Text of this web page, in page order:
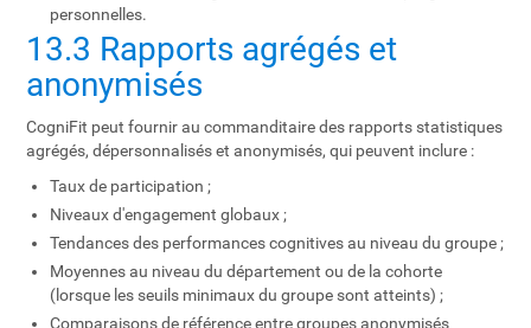
personnelles.
13.3 Rapports agrégés et
anonymisés
CogniFit peut fournir au commanditaire des rapports statistiques
agrégés, dépersonnalisés et anonymisés, qui peuvent inclure :
Taux de participation ;
Niveaux d'engagement globaux ;
Tendances des performances cognitives au niveau du groupe ;
Moyennes au niveau du département ou de la cohorte
(lorsque les seuils minimaux du groupe sont atteints) ;
Comparaisons de référence entre groupes anonymisés